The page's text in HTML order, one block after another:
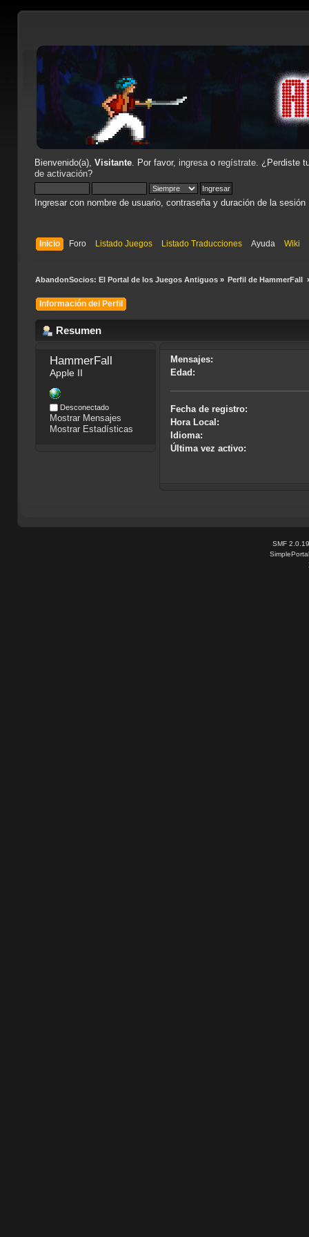
Bienvenido(a), Visitante. Por favor, ingresao regístrate. ¿Perdiste
de activación?
Ingresar con nombre de usuario, contraseña y duración de la sesión
Inicio Foro Listado Juegos Listado Traducciones Ayuda Wiki
AbandonSocios: El Portal de los Juegos Antiguos» Perfil de HammerFall
Información del Perfil
Resumen
HammerFall
Apple II
Desconectado
Mostrar Mensajes
Mostrar Estadísticas
Mensajes:
Edad:
Fecha de registro:
Hora Local:
Idioma:
Última vez activo:
SMF 2.0.19